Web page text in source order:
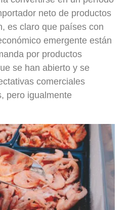
neto de productos
es claro que países con
emergente están
por productos
se han abierto y se
comerciales
pero igualmente